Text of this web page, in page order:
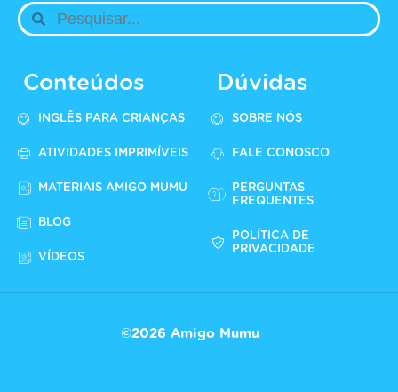
Conteúdos
INGLÊS PARA CRIANÇAS
ATIVIDADES IMPRIMÍVEIS
MATERIAIS AMIGO MUMU
BLOG
VÍDEOS
Dúvidas
SOBRE NÓS
FALE CONOSCO
PERGUNTAS
FREQUENTES
POLÍTICA DE
PRIVACIDADE
©2026 Amigo Mumu